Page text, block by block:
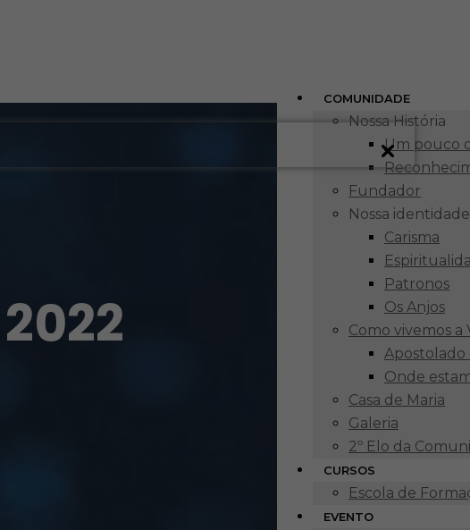
COMUNIDADE
Nossa História
Um pouco
Fundador
Nossa identidade
Carisma
Patronos
Os Anjos
Como vivemos a
Apostolado
Onde
Casa de Maria
Galeria
2º Elo da
CURSOS
Escola de
EVENTO